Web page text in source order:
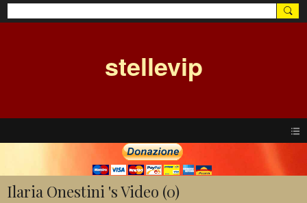
stellevip
Ilaria Onestini 's Video (0)